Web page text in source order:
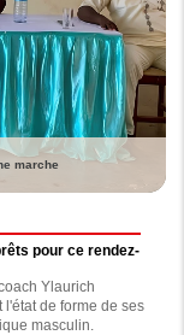
marche
pour ce rendez-
Ylaurich
l'état de forme de ses
masculin.